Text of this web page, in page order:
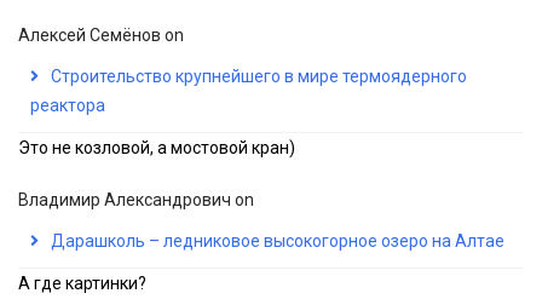
Алексей Семёнов on
Строительство крупнейшего в мире термоядерного
реактора
Это не козловой, а мостовой кран)
Владимир Александрович on
Дарашколь – ледниковое высокогорное озеро на Алтае
А где картинки?